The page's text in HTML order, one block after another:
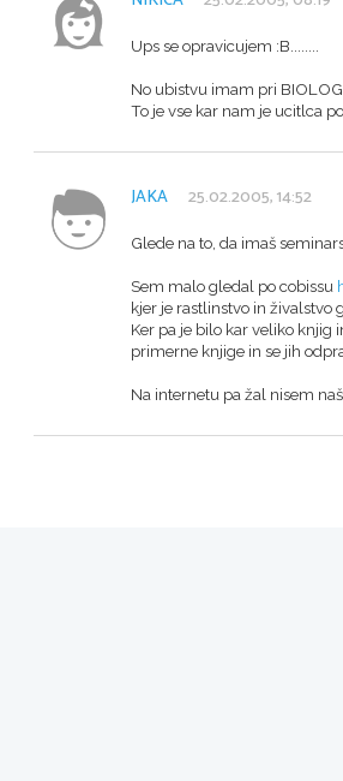
Ups se opravicujem :B........
No ubistvu imam pri
To je vse kar nam je ucitlca
JAKA 25.02.2005, 14:52
Glede na to, da imaš
Sem malo gledal po cobissu
kjer je rastlinstvo in živalstvo
Ker pa je bilo kar veliko knjig
primerne knjige in se jih
Na internetu pa žal nisem